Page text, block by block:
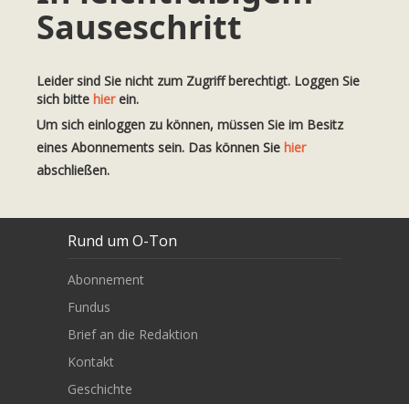
Sauseschritt
Leider sind Sie nicht zum Zugriff berechtigt. Loggen Sie
sich bitte hierein.
Um sich einloggen zu können, müssen Sie im Besitz
eines Abonnements sein. Das können Sie hier
abschließen.
Rund um O-Ton
Abonnement
Fundus
Brief an die Redaktion
Kontakt
Geschichte